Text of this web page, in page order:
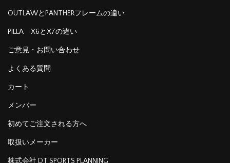
OUTLAWとPANTHERフレームの違い
PILLA X6とX7の違い
ご意見・お問い合わせ
よくある質問
カート
メンバー
初めてご注文される方へ
取扱いメーカー
株式会社 DT SPORTS PLANNING